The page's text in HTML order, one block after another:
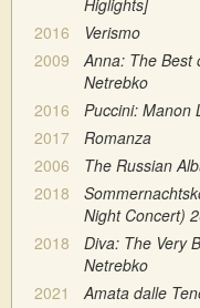
2016
Verismo
2009
Anna: The Best
Netrebko
2016
Puccini: Manon
2017
Romanza
2006
The Russian
2018
Night Concert)
2018
Diva: The Very
Netrebko
2021
Amata dalle